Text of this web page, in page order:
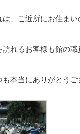
は、ご近所にお住ま
訪れるお客様も館の
も本当にありがとう